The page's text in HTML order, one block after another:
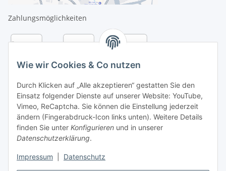
Wie wir Cookies & Co nutzen
Durch Klicken auf „Alle akzeptieren“ gestatten Sie den
Einsatz folgender Dienste auf unserer Website: YouTube,
Vimeo, ReCaptcha. Sie können die Einstellung jederzeit
ändern (Fingerabdruck-Icon links unten). Weitere Details
finden Sie unter Konfigurieren und in unserer
Datenschutzerklärung.
Impressum Datenschutz
Zahlungsmöglichkeiten